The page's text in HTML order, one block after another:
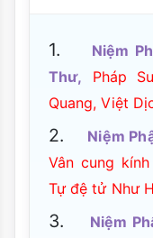
1.
Niệm
Thư,
Pháp
Quang, Việt
2. Niệm
Vân cung
Tự đệ tử Như
3. Niệm